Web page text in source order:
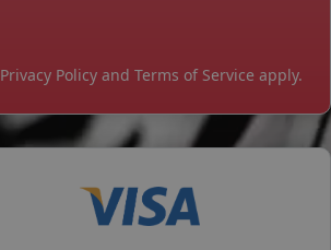
Privacy Policy and Terms of Service apply.